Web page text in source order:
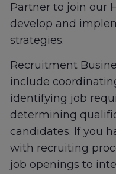
Partner to join our
develop and
strategies.
Recruitment
include
identifying job
determining
candidates. If you
with recruiting
job openings to